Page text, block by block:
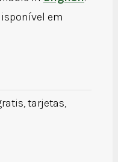
em
tarjetas,